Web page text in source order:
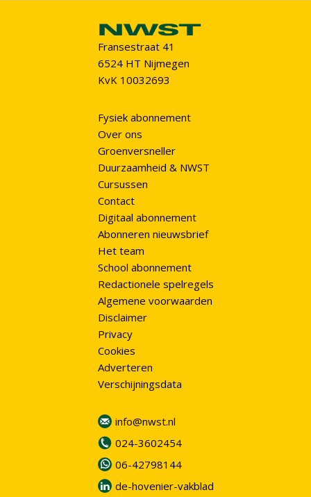
Fransestraat 41
6524 HT Nijmegen
KvK 10032693
Fysiek abonnement
Over ons
Groenversneller
Duurzaamheid & NWST
Cursussen
Contact
Digitaal abonnement
Abonneren nieuwsbrief
Het team
School abonnement
Redactionele spelregels
Algemene voorwaarden
Disclaimer
Privacy
Cookies
Adverteren
Verschijningsdata
info@nwst.nl
024-3602454
06-42798144
de-hovenier-vakblad